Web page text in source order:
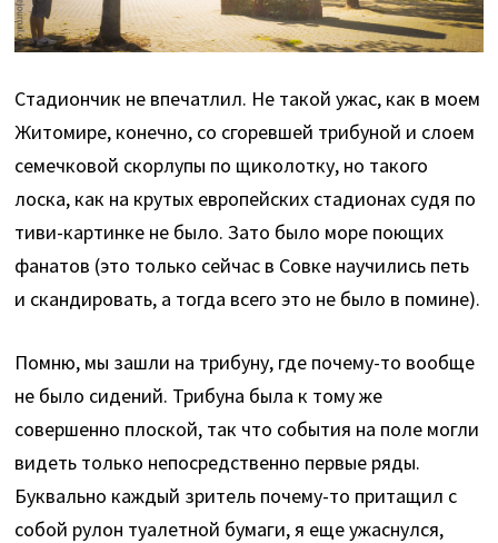
Стадиончик не впечатлил. Не такой ужас, как в моем
Житомире, конечно, со сгоревшей трибуной и слоем
семечковой скорлупы по щиколотку, но такого
лоска, как на крутых европейских стадионах судя по
тиви-картинке не было. Зато было море поющих
фанатов (это только сейчас в Совке научились петь
и скандировать, а тогда всего это не было в помине).
Помню, мы зашли на трибуну, где почему-то вообще
не было сидений. Трибуна была к тому же
совершенно плоской, так что события на поле могли
видеть только непосредственно первые ряды.
Буквально каждый зритель почему-то притащил с
собой рулон туалетной бумаги, я еще ужаснулся,